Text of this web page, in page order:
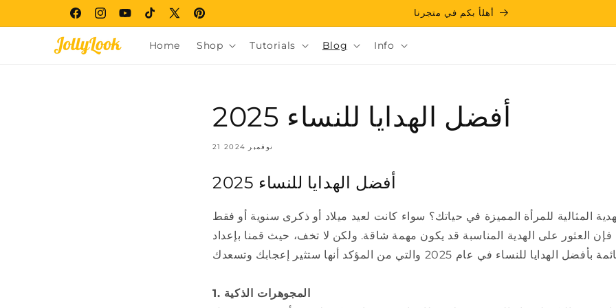
FacebookInstagram
YouTubeTikTok
X
Pinterest
أهلأ بكم في متجرنا
Home Shop Tutorials Blog Info
أفضل الهدايا للنساء 2025
21 نوفمبر 2024
أفضل الهدايا للنساء 2025
المثالية للمرأة المميزة في حياتك؟ سواء كانت لعيد ميلاد أو ذكرى سنوية أو فقط
فإن العثور على الهدية المناسبة قد يكون مهمة شاقة. ولكن لا تخف، حيث قمنا بإعداد
1. المجوهرات الذكية